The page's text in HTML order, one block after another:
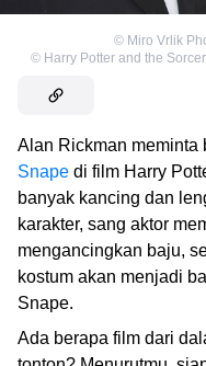
© Miro Vrlik
© Harry Potter and the
Alan Rickman meminta
Snape di film Harry
banyak kancing dan
karakter, sang aktor
mengancingkan baju,
kostum akan menjadi
Snape.
Ada berapa film dari